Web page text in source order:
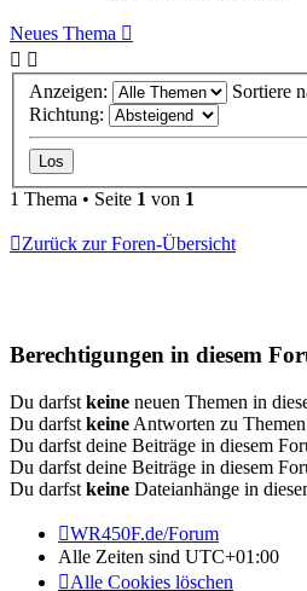
Neues Thema
Anzeigen:
Sortiere
Richtung:
1 Thema • Seite 1 von 1
Zurück zur Foren-Übersicht
Berechtigungen in diesem
Du darfst keine neuen Themen in
Du darfst keine Antworten zu
Du darfst deine Beiträge in diesem
Du darfst deine Beiträge in diesem
Du darfst keine Dateianhänge in
WR450F.de/Forum
Alle Zeiten sind UTC+01:00
Alle Cookies löschen